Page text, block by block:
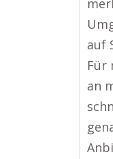
auf
Für
an